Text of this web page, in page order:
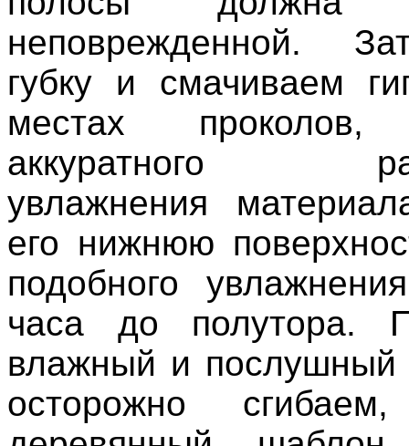
неповрежденной.
губку и смачиваем
местах проколов,
аккуратного
увлажнения
его нижнюю
подобного
часа до полутора.
влажный и послушный
осторожно сгибаем,